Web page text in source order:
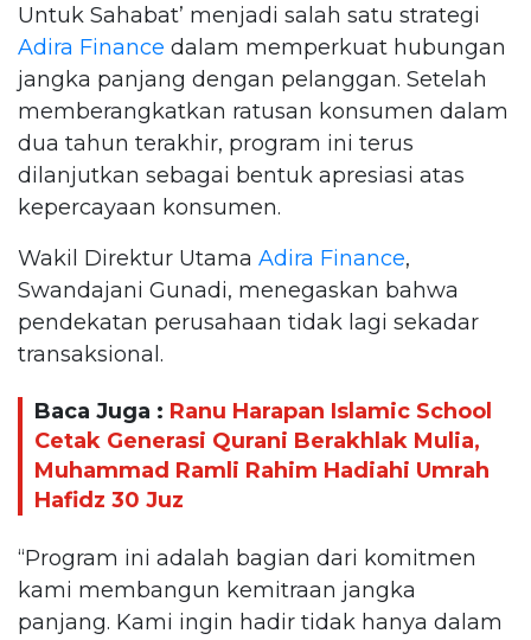
Untuk Sahabat’ menjadi salah satu strategi
Adira Finance dalam memperkuat hubungan
jangka panjang dengan pelanggan. Setelah
memberangkatkan ratusan konsumen dalam
dua tahun terakhir, program ini terus
dilanjutkan sebagai bentuk apresiasi atas
kepercayaan konsumen.
Wakil Direktur Utama Adira Finance,
Swandajani Gunadi, menegaskan bahwa
pendekatan perusahaan tidak lagi sekadar
transaksional.
Baca Juga : Ranu Harapan Islamic School
Cetak Generasi Qurani Berakhlak Mulia,
Muhammad Ramli Rahim Hadiahi Umrah
Hafidz 30 Juz
“Program ini adalah bagian dari komitmen
kami membangun kemitraan jangka
panjang. Kami ingin hadir tidak hanya dalam